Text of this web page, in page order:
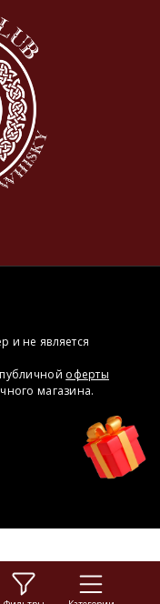
и не является
оферты
магазина.